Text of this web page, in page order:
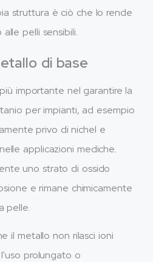
struttura è ciò che lo rende
pelli sensibili.
di base
importante nel garantire la
per impianti, ad esempio
privo di nichel e
applicazioni mediche.
uno strato di ossido
e rimane chimicamente
pelle.
il metallo non rilasci ioni
prolungato o